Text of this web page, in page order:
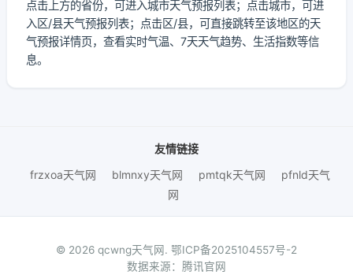
点击上方的省份，可进入城市天气预报列表；点击城市，可进
入区/县天气预报列表；点击区/县，可直接跳转至该地区的天
气预报详情页，查看实时气温、7天天气趋势、生活指数等信
息。
友情链接
frzxoa天气网
blmnxy天气网 pmtqk天气网
pfnld天气
网
© 2026 qcwng天气网. 鄂ICP备2025104557号-2
数据来源：腾讯官网